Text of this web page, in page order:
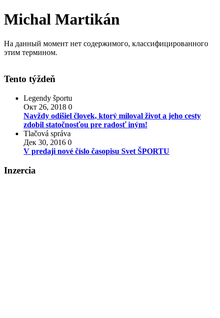
Michal Martikán
На данный момент нет содержимого, классифицированного
этим термином.
Tento týždeň
Legendy športu
Окт 26, 2018 0
Navždy odišiel človek, ktorý miloval život a jeho cesty
zdobil statočnosťou pre radosť iným!
Tlačová správa
Дек 30, 2016 0
V predaji nové číslo časopisu Svet ŠPORTU
Inzercia